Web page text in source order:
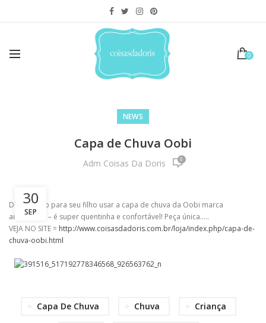
0
NEWS
Capa de Chuva Oobi
Adm Coisas Da Doris 0
30
SEP
Dia perfeito para seu filho usar a capa de chuva da Oobi marca
australiana – é super quentinha e confortável! Peça única…..
VEJA NO SITE = http://www.coisasdadoris.com.br/loja/index.php/capa-de-
chuva-oobi.html
Capa De Chuva Chuva Criança